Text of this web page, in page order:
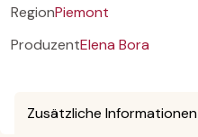
RegionPiemont
ProduzentElena Bora
Zusätzliche Informationen